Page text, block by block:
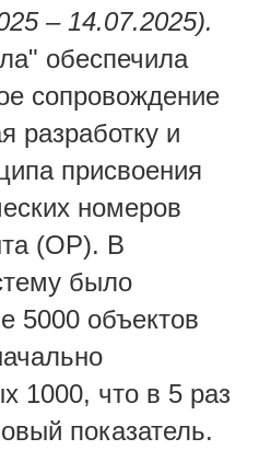
– 14.07.2025).
обеспечила
сопровождение
разработку и
присвоения
номеров
(ОР). В
было
5000 объектов
1000, что в 5 раз
показатель.